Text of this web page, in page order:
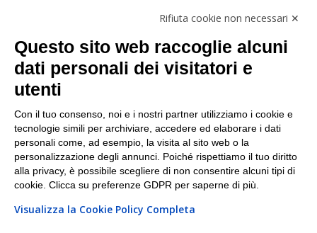
Facebook
Linkedin
I nostri punti di ritiro e spedizione pacchi nelle
maggiori città italiane
Torino|Milano|Roma|Bologna|Firenze| Genova
Napoli|Varese
Rifiuta cookie non necessari ✕
Questo sito web raccoglie alcuni
dati personali dei visitatori e
utenti
Con il tuo consenso, noi e i nostri partner utilizziamo i cookie e
tecnologie simili per archiviare, accedere ed elaborare i dati
personali come, ad esempio, la visita al sito web o la
personalizzazione degli annunci. Poiché rispettiamo il tuo diritto
alla privacy, è possibile scegliere di non consentire alcuni tipi di
cookie. Clicca su preferenze GDPR per saperne di più.
Visualizza la Cookie Policy Completa